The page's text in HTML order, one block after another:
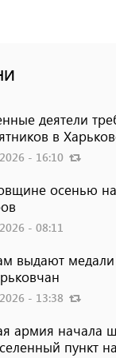
деятели
в
- 16:10
осенью
- 08:11
выдают медали
- 13:38
армия начала
пункт